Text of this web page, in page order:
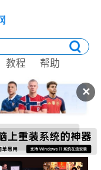
✕
教程 帮助